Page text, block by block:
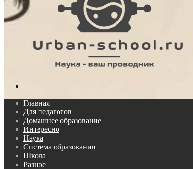
Главная
Для педагогов
Домашнее образование
Интересно
Наука
Система образования
Школа
Разное